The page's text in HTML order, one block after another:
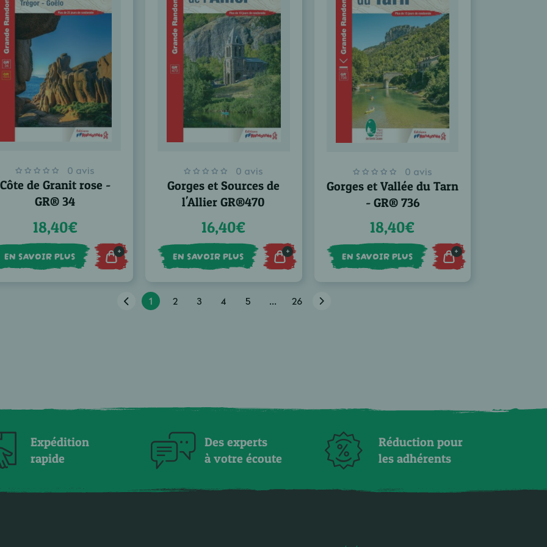
0 avis
Côte de Granit rose -
GR® 34
18,40€
EN SAVOIR PLUS +
0 avis
Gorges et Sources de
l'Allier GR®470
16,40€
EN SAVOIR PLUS +
0 avis
Gorges et Vallée du Tarn
- GR® 736
18,40€
EN SAVOIR PLUS +
1 2 3 4 5 ... 26
Expédition
rapide
Des experts
à votre écoute
Réduction pour
les adhérents